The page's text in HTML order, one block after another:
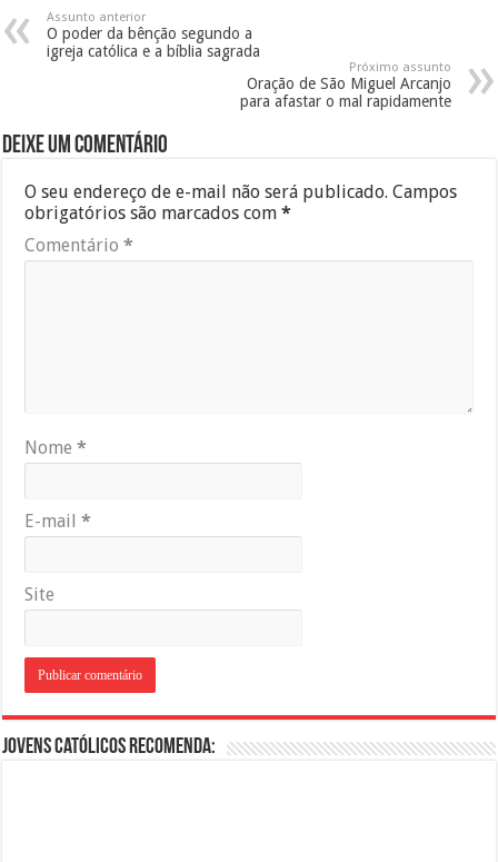
Assunto anterior
O poder da bênção segundo a
igreja católica e a bíblia sagrada
Próximo assunto
Oração de São Miguel Arcanjo
para afastar o mal rapidamente
Deixe um comentário
O seu endereço de e-mail não será publicado. Campos
obrigatórios são marcados com*
Comentário*
Nome*
E-mail*
Site
Jovens Católicos Recomenda: